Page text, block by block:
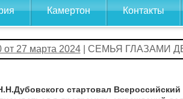
Камертон Контакты
27 марта 2024| СЕМЬЯ ГЛАЗАМИ
стартовал